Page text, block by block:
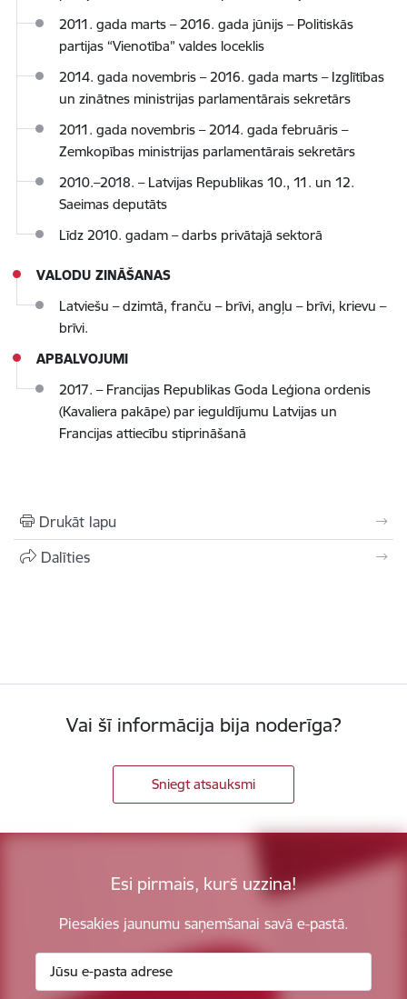
2011. gada marts – 2016. gada jūnijs – Politiskās
partijas “Vienotība” valdes loceklis
2014. gada novembris – 2016. gada marts – Izglītības
un zinātnes ministrijas parlamentārais sekretārs
2011. gada novembris – 2014. gada februāris –
Zemkopības ministrijas parlamentārais sekretārs
2010.–2018. – Latvijas Republikas 10., 11. un 12.
Saeimas deputāts
Līdz 2010. gadam – darbs privātajā sektorā
VALODU ZINĀŠANAS
Latviešu – dzimtā, franču – brīvi, angļu – brīvi, krievu –
brīvi.
APBALVOJUMI
2017. – Francijas Republikas Goda Leģiona ordenis
(Kavaliera pakāpe) par ieguldījumu Latvijas un
Francijas attiecību stiprināšanā
Drukāt lapu
Dalīties
Vai šī informācija bija noderīga?
Sniegt atsauksmi
Esi pirmais, kurš uzzina!
Piesakies jaunumu saņemšanai savā e-pastā.